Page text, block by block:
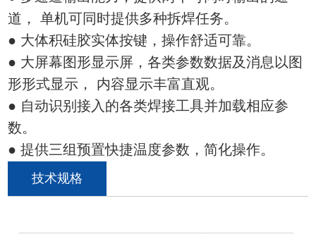
道， 单机可同时提供多种拆焊任务。
● 大体积硅胶实体按键，操作舒适可靠。
● 大屏幕图形显示屏，各类参数数据及消息以图
形形式显示， 内容显示丰富直观。
● 自动识别接入的各类焊接工具并加载相应参
数。
● 提供三组预置快捷温度参数，简化操作。
技术规格